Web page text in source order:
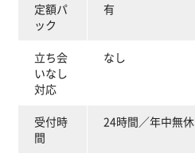
定額パ
ック
有
立ち会
いなし
対応
なし
受付時
間
24時間／年中無休